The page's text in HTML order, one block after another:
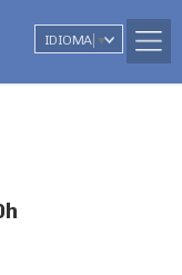
IDIOMA ▼